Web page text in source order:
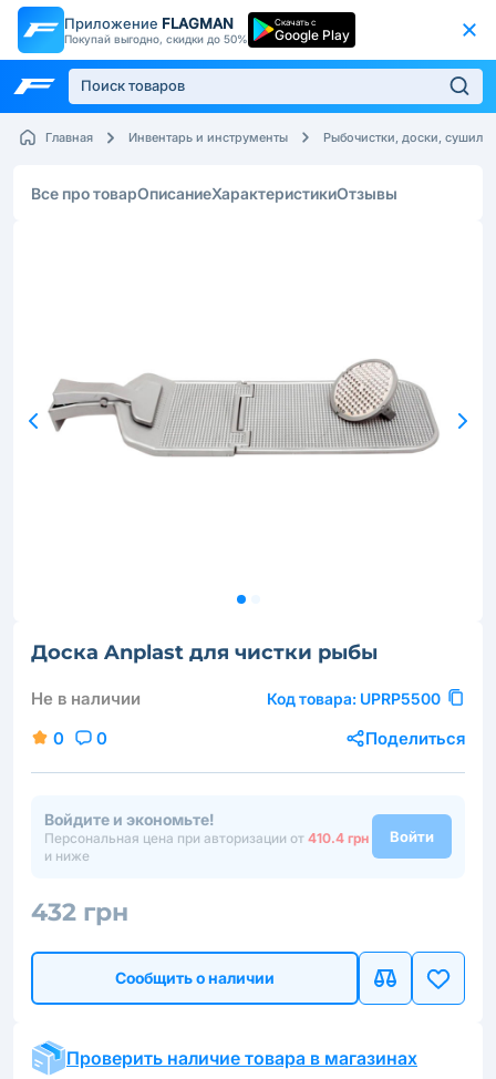
Приложение FLAGMAN
Покупай выгодно, скидки до 50%
Скачать с
Google Play
Главная Инвентарь и инструменты Рыбочистки, доски, сушилки
Все про товарОписаниеХарактеристикиОтзывы
Доска Anplast для чистки рыбы
Не в наличии Код товара: UPRP5500
0 0 Поделиться
Войдите и экономьте!
Персональная цена при авторизации от 410.4 грн
и ниже
Войти
432 грн
Сообщить о наличии
Проверить наличие товара в магазинах